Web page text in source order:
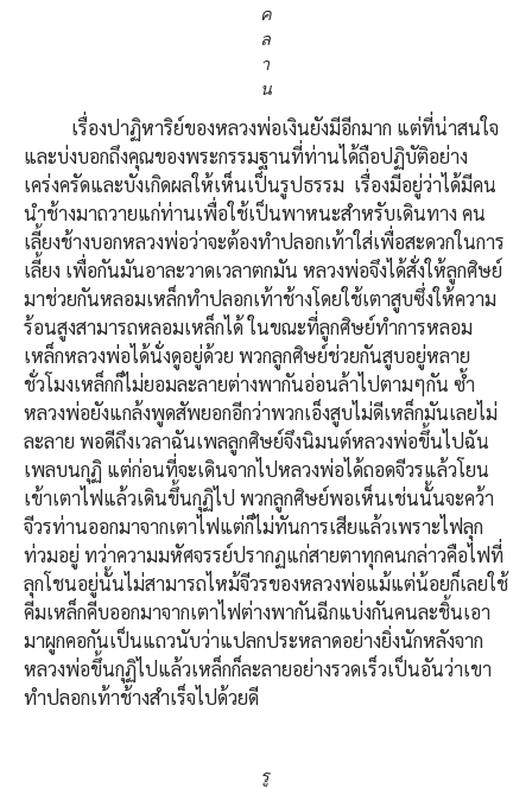
ค
ล
า
น
เรื่องปาฏิหาริย์ของหลวงพ่อเงินยังมีอีกมาก แต่ที่น่าสนใจ
และบ่งบอกถึงคุณของพระกรรมฐานที่ท่านได้ถือปฏิบัติอย่าง
เคร่งครัดและบังเกิดผลให้เห็นเป็นรูปธรรม เรื่องมีอยู่ว่าได้มีคน
นำช้างมาถวายแก่ท่านเพื่อใช้เป็นพาหนะสำหรับเดินทาง คน
เลี้ยงช้างบอกหลวงพ่อว่าจะต้องทำปลอกเท้าใส่เพื่อสะดวกในการ
เลี้ยง เพื่อกันมันอาละวาดเวลาตกมัน หลวงพ่อจึงได้สั่งให้ลูกศิษย์
มาช่วยกันหลอมเหล็กทำปลอกเท้าช้างโดยใช้เตาสูบซึ่งให้ความ
ร้อนสูงสามารถหลอมเหล็กได้ ในขณะที่ลูกศิษย์ทำการหลอม
เหล็กหลวงพ่อได้นั่งดูอยู่ด้วย พวกลูกศิษย์ช่วยกันสูบอยู่หลาย
ชั่วโมงเหล็กก็ไม่ยอมละลายต่างพากันอ่อนล้าไปตามๆกัน ซ้ำ
หลวงพ่อยังแกล้งพูดสัพยอกอีกว่าพวกเอ็งสูบไม่ดีเหล็กมันเลยไม่
ละลาย พอดีถึงเวลาฉันเพลลูกศิษย์จึงนิมนต์หลวงพ่อขึ้นไปฉัน
เพลบนกุฏิ แต่ก่อนที่จะเดินจากไปหลวงพ่อได้ถอดจีวรแล้วโยน
เข้าเตาไฟแล้วเดินขึ้นกุฏิไป พวกลูกศิษย์พอเห็นเช่นนั้นจะคว้า
จีวรท่านออกมาจากเตาไฟแต่ก็ไม่ทันการเสียแล้วเพราะไฟลุก
ท่วมอยู่ ทว่าความมหัศจรรย์ปรากฏแก่สายตาทุกคนกล่าวคือไฟที่
ลุกโชนอยู่นั้นไม่สามารถไหม้จีวรของหลวงพ่อแม้แต่น้อยก็เลยใช้
คีมเหล็กคีบออกมาจากเตาไฟต่างพากันฉีกแบ่งกันคนละชิ้นเอา
มาผูกคอกันเป็นแถวนับว่าแปลกประหลาดอย่างยิ่งนักหลังจาก
หลวงพ่อขึ้นกุฏิไปแล้วเหล็กก็ละลายอย่างรวดเร็วเป็นอันว่าเขา
ทำปลอกเท้าช้างสำเร็จไปด้วยดี
รู